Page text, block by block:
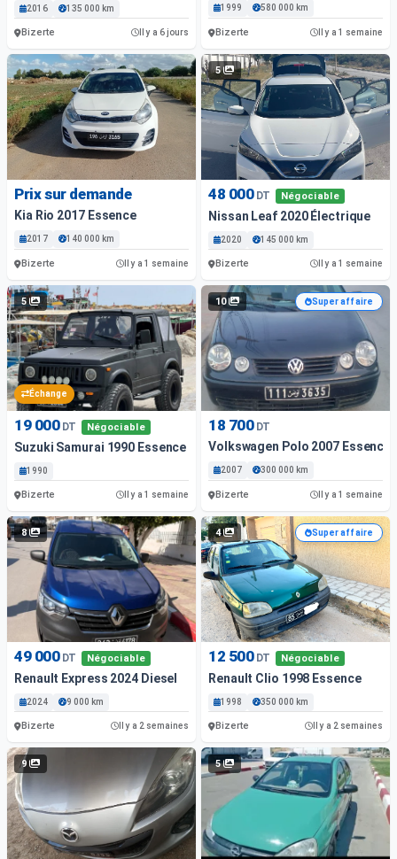
2016 135 000 km
Bizerte Il y a 6 jours
1999 580 000 km
Bizerte Il y a 1 semaine
Prix sur demande
Kia Rio 2017 Essence
2017 140 000 km
Bizerte Il y a 1 semaine
5
48 000 DT Négociable
Nissan Leaf 2020 Électrique
2020 145 000 km
Bizerte Il y a 1 semaine
5
Échange
19 000 DT Négociable
Suzuki Samurai 1990 Essence
1990
Bizerte Il y a 1 semaine
10 Super affaire
18 700 DT
Volkswagen Polo 2007 Essence
2007 300 000 km
Bizerte Il y a 1 semaine
8
49 000 DT Négociable
Renault Express 2024 Diesel
2024 9 000 km
Bizerte Il y a 2 semaines
4 Super affaire
12 500 DT Négociable
Renault Clio 1998 Essence
1998 350 000 km
Bizerte Il y a 2 semaines
9 5